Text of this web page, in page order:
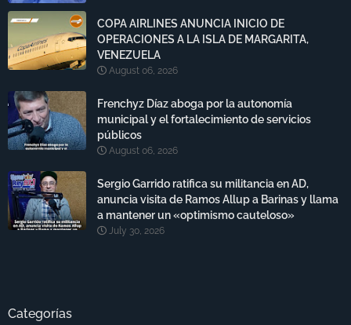
COPA AIRLINES ANUNCIA INICIO DE
OPERACIONES A LA ISLA DE MARGARITA,
VENEZUELA
August 06, 2026
Frenchyz Díaz aboga por la autonomía
municipal y el fortalecimiento de servicios
públicos
August 06, 2026
Sergio Garrido ratifica su militancia en AD,
anuncia visita de Ramos Allup a Barinas y llama
a mantener un «optimismo cauteloso»
July 30, 2026
Categorías